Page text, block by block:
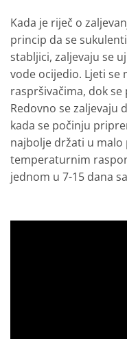
Kada je riječ o
princip da se
stabljici, zaljevaju se
vode ocijedio. Ljeti
raspršivačima, dok
Redovno se zaljevaju
kada se počinju
najbolje držati u
temperaturnim
jednom u 7-15 dana